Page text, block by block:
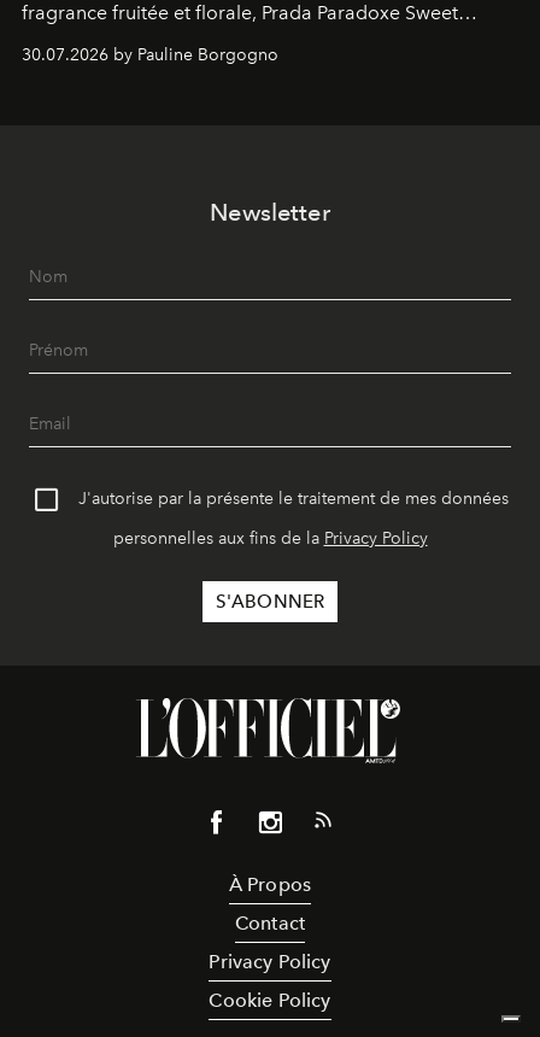
fragrance fruitée et florale, Prada Paradoxe Sweet
Chemistry Eau de Parfum.
30.07.2026 by Pauline Borgogno
Newsletter
J'autorise par la présente le traitement de mes données
personnelles aux fins de la Privacy Policy
À Propos
Contact
Privacy Policy
Cookie Policy